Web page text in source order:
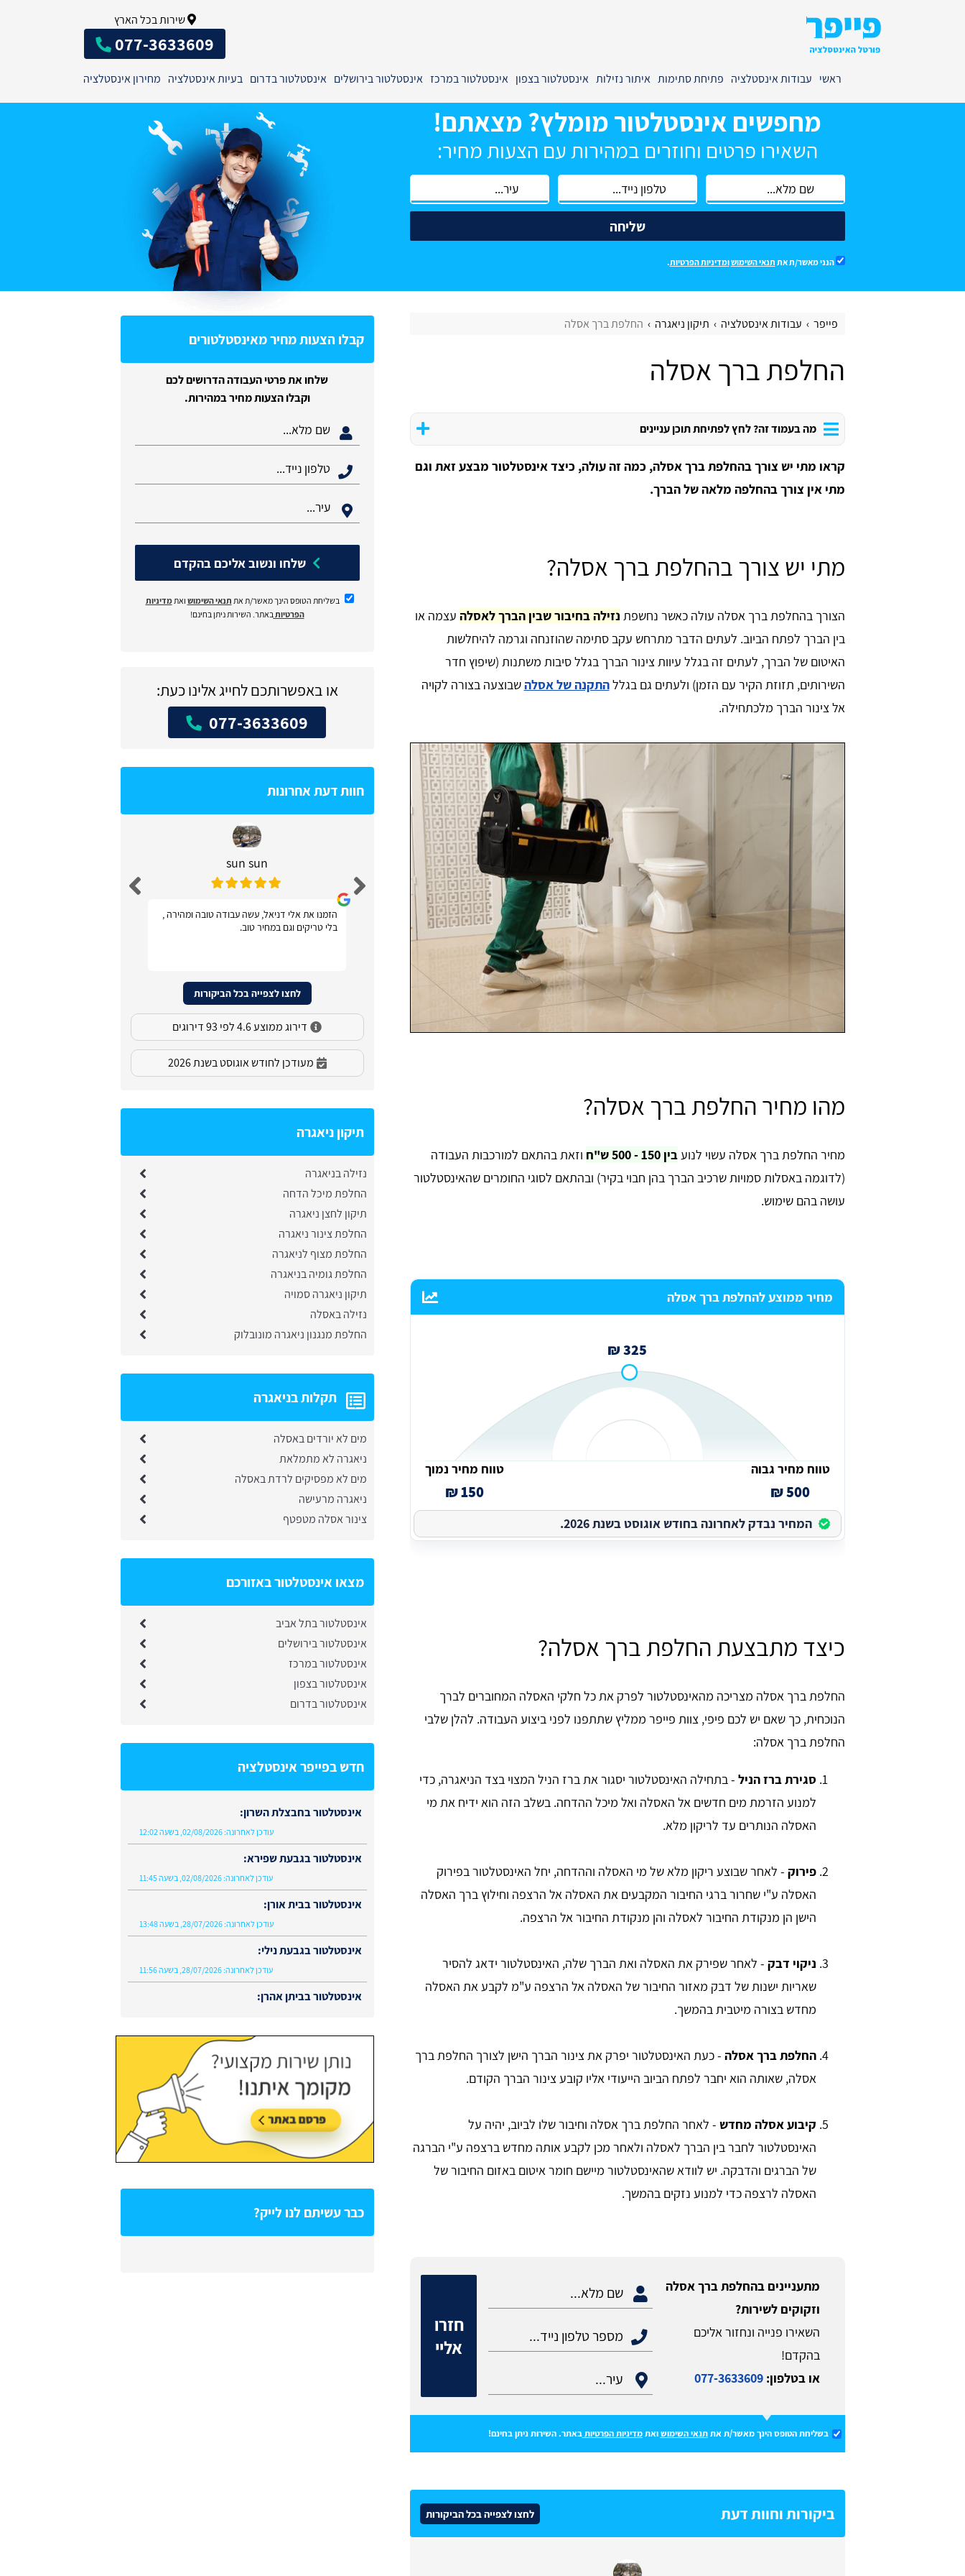
שירות בכל הארץ
077-3633609
ראשי עבודות אינסטלציה פתיחת סתימות איתור נזילות אינסטלטור בצפון אינסטלטור במרכז אינסטלטור בירושלים אינסטלטור בדרום בעיות אינסטלציה מחירון אינסטלציה
מחפשים אינסטלטור מומלץ? מצאתם!
השאירו פרטים וחוזרים במהירות עם הצעות מחיר:
שליחה
הנני מאשר/ת את תנאי השימושומדיניות הפרטיות.
פייפר עבודות אינסטלציה תיקון ניאגרה החלפת ברך אסלה
החלפת ברך אסלה
מה בעמוד זה? לחץ לפתיחת תוכן עניינים
קראו מתי יש צורך בהחלפת ברך אסלה, כמה זה עולה, כיצד אינסטלטור מבצע זאת וגם
מתי אין צורך בהחלפה מלאה של הברך.
מתי יש צורך בהחלפת ברך אסלה?
הצורך בהחלפת ברך אסלה עולה כאשר נחשפת נזילה בחיבור שבין הברך לאסלה עצמה או
בין הברך לפתח הביוב. לעתים הדבר מתרחש עקב סתימה שהוזנחה וגרמה להיחלשות
האיטום של הברך, לעתים זה בגלל עיוות צינור הברך בגלל סיבות משתנות (שיפוץ חדר
השירותים, תזוזת הקיר עם הזמן) ולעתים גם בגללהתקנה של אסלהשבוצעה בצורה לקויה
אל צינור הברך מלכתחילה.
מהו מחיר החלפת ברך אסלה?
מחיר החלפת ברך אסלה עשוי לנועבין 150 - 500 ש"ח
וזאת בהתאם למורכבות העבודה
(לדוגמה באסלות סמויות שרכיב הברך בהן חבוי בקיר) ובהתאם לסוגי החומרים שהאינסטלטור
עושה בהם שימוש.
מחיר ממוצע להחלפת ברך אסלה
325 ₪
טווח מחיר גבוה
500 ₪
טווח מחיר נמוך
150 ₪
המחיר נבדק לאחרונה בחודש אוגוסט בשנת 2026.
כיצד מתבצעת החלפת ברך אסלה?
החלפת ברך אסלה מצריכה מהאינסטלטור לפרק את כל חלקי האסלה המחוברים לברך
הנוכחית, כך שאם יש לכם פיפי, צוות פייפר ממליץ שתתפנו לפני ביצוע העבודה. להלן שלבי
החלפת ברך אסלה:
סגירת ברז הניל - בתחילה האינסטלטור יסגור את ברז הניל המצוי בצד הניאגרה, כדי
למנוע הזרמת מים חדשים אל האסלה ואל מיכל ההדחה. בשלב הזה הוא ידיח את מי
האסלה הנותרים עד לריקון מלא.
פירוק - לאחר שבוצע ריקון מלא של מי האסלה וההדחה, יחל האינסטלטור בפירוק
האסלה ע"י שחרור ברגי החיבור המקבעים את האסלה אל הרצפה וחילוץ ברך האסלה
הישן הן מנקודת החיבור לאסלה והן מנקודת החיבור אל הרצפה.
ניקוי דבק - לאחר שפירק את האסלה ואת הברך שלה, האינסטלטור ידאג להסיר
שאריות ישנות של דבק מאזור החיבור של האסלה אל הרצפה ע"מ לקבע את האסלה
מחדש בצורה מיטבית בהמשך.
החלפת ברך אסלה - כעת האינסטלטור יפרק את צינור הברך הישן לצורך החלפת ברך
אסלה, שאותה הוא יחבר לפתח הביוב הייעודי אליו קובע צינור הברך הקודם.
קיבוע אסלה מחדש - לאחר החלפת ברך אסלה וחיבור שלו לביוב, יהיה על
האינסטלטור לחבר בין הברך לאסלה ולאחר מכן לקבע אותה מחדש ברצפה ע"י הברגה
של הברגים והדבקה. יש לוודא שהאינסטלטור מיישם חומר איטום באזום החיבור של
האסלה לרצפה כדי למנוע נזקים בהמשך.
מתעניינים בהחלפת ברך אסלה
וזקוקים לשירות?
השאירו פנייה ונחזור אליכם
בהקדם!
או בטלפון:077-3633609
חזרו
אליי
בשליחת הטופס הינך מאשר/ת אתתנאי השימושואתמדיניות הפרטיות באתר. השירות ניתן בחינם!
ביקורות וחוות דעת לחצו לצפייה בכל הביקורות
קבלו הצעות מחיר מאינסטלטורים
שלחו את פרטי העבודה הדרושים לכם
וקבלו הצעות מחיר במהירות.
שלחו ונשוב אליכם בהקדם
בשליחת הטופס הינך מאשר/ת את תנאי השימוש ואתמדיניות
הפרטיותבאתר. השירות ניתן בחינם!
או באפשרותכם לחייג אלינו כעת:
077-3633609
חוות דעת אחרונות
sun sun
הזמנו את אלי דניאל, עשה עבודה טובה ומהירה ,
בלי טריקים וגם במחיר טוב.
Shahar Hoze יריב עסילה
לחצו לצפייה בכל הביקורות
דירוג ממוצע 4.6 לפי 93 דירוגים
מעודכן לחודש אוגוסט בשנת 2026
תיקון ניאגרה
נזילה בניאגרה
החלפת מיכל הדחה
תיקון לחצן ניאגרה
החלפת צינור ניאגרה
החלפת מצוף לניאגרה
החלפת גומיה בניאגרה
תיקון ניאגרה סמויה
נזילה באסלה
החלפת מנגנון ניאגרה מונובלוק
תקלות בניאגרה
מים לא יורדים באסלה
ניאגרה לא מתמלאת
מים לא מפסיקים לרדת באסלה
ניאגרה מרעישה
צינור אסלה מטפטף
מצאו אינסטלטור באזורכם
אינסטלטור בתל אביב
אינסטלטור בירושלים
אינסטלטור במרכז
אינסטלטור בצפון
אינסטלטור בדרום
חדש בפייפר אינסטלציה
אינסטלטור בחבצלת השרון:
עודכן לאחרונה:02/08/2026, בשעה 12:02
אינסטלטור בגבעת שפירא:
עודכן לאחרונה:02/08/2026, בשעה 11:45
אינסטלטור בבית אורן:
עודכן לאחרונה:28/07/2026, בשעה 13:48
אינסטלטור בגבעת נילי:
עודכן לאחרונה:28/07/2026, בשעה 11:56
אינסטלטור בביתן אהרן:
כבר עשיתם לנו לייק?